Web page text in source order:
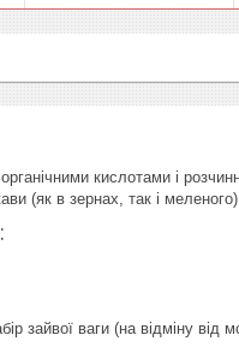
кислотами і
(як в зернах, так і меленого).
зайвої ваги (на відміну від